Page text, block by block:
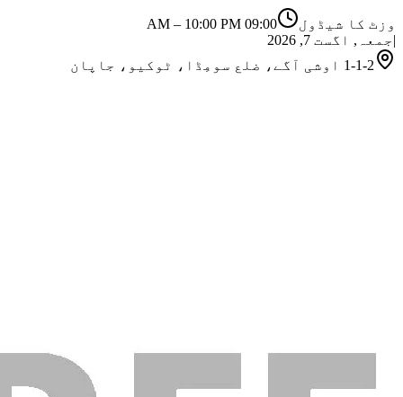
وزٹ کا شیڈول 09:00 AM
– 10:00 PM
|جمعہ, اگست 7, 2026
1-1-2 اوشی آگے، ضلع سومِڈا، ٹوکیو، جاپان